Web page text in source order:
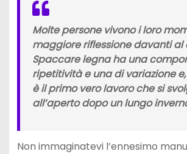
Molte persone vivono i loro
maggiore riflessione davanti al
Spaccare legna ha una
ripetitività e una di variazione e,
è il primo vero lavoro che si
all’aperto dopo un lungo
Non immaginatevi l’ennesimo